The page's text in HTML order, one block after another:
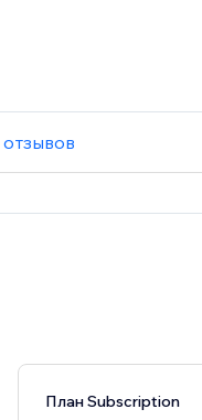
План Subscription